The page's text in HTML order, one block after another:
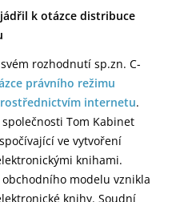
k otázce distribuce
rozhodnutí sp.zn. C-
právního režimu
internetu.
Tom Kabinet
ve vytvoření
knihami.
modelu vznikla
knihy. Soudní